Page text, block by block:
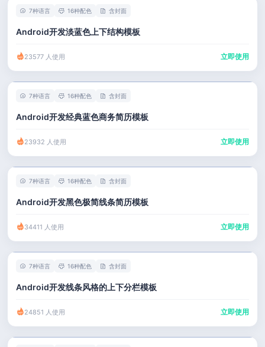
7种语言 16种配色 含封面
Android开发淡蓝色上下结构模板
23577 人使用 立即使用
7种语言 16种配色 含封面
Android开发经典蓝色商务简历模板
23932 人使用 立即使用
7种语言 16种配色 含封面
Android开发黑色极简线条简历模板
34411 人使用 立即使用
7种语言 16种配色 含封面
Android开发线条风格的上下分栏模板
24851 人使用 立即使用